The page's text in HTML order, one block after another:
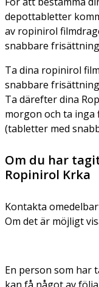
depottabletter
av ropinirol
snabbare
Ta dina ropinirol
snabbare
Ta därefter dina
morgon och ta
(tabletter med
Om du har
Ropinirol Krka
Kontakta
Om det är möjligt
En person som har